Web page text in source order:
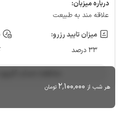
درباره‌ میزبان:
علاقه مند به طبیعت
میزان تایید رزرو:
33 درصد
مشاهده حساب
هر شب از 2٬100٬000 تومان